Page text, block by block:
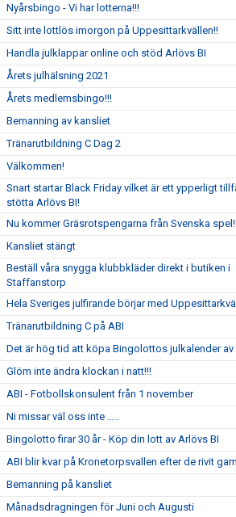
Nyårsbingo - Vi har lotterna!!!
Sitt inte lottlös imorgon på Uppesittarkvällen!!
Handla julklappar online och stöd Arlövs BI
Årets julhälsning 2021
Årets medlemsbingo!!!
Bemanning av kansliet
Tränarutbildning C Dag 2
Välkommen!
Snart startar Black Friday vilket är ett ypperligt
stötta Arlövs BI!
Nu kommer Gräsrotspengarna från Svenska
Kansliet stängt
Beställ våra snygga klubbkläder direkt i butiken i
Staffanstorp
Hela Sveriges julfirande börjar med
Tränarutbildning C på ABI
Det är hög tid att köpa Bingolottos julkalender av
Glöm inte ändra klockan i natt!!!
ABI - Fotbollskonsulent från 1 november
Ni missar väl oss inte …..
Bingolotto firar 30 år - Köp din lott av Arlövs BI
ABI blir kvar på Kronetorpsvallen efter de rivit
Bemanning på kansliet
Månadsdragningen för Juni och Augusti